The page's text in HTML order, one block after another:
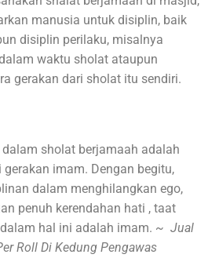
manusia untuk disiplin, baik
disiplin perilaku, misalnya
waktu sholat ataupun
gerakan dari sholat itu sendiri.
sholat berjamaah adalah
imam. Dengan begitu,
dalam menghilangkan ego,
penuh kerendahan hati , taat
hal ini adalah imam. ~ Jual
Roll Di Kedung Pengawas